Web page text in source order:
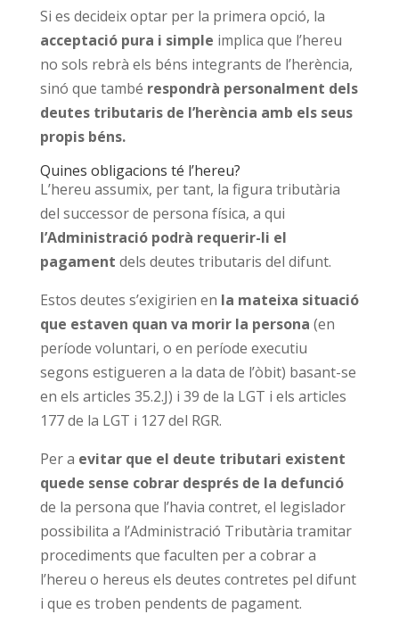
Si es decideix optar per la primera opció, la
acceptació pura i simple implica que l’hereu
no sols rebrà els béns integrants de l’herència,
sinó que també respondrà personalment dels
deutes tributaris de l’herència amb els seus
propis béns.
Quines obligacions té l’hereu?
L’hereu assumix, per tant, la figura tributària
del successor de persona física, a qui
l’Administració podrà requerir-li el
pagament dels deutes tributaris del difunt.
Estos deutes s’exigirien en la mateixa situació
que estaven quan va morir la persona (en
període voluntari, o en període executiu
segons estigueren a la data de l’òbit) basant-se
en els articles 35.2.J) i 39 de la LGT i els articles
177 de la LGT i 127 del RGR.
Per a evitar que el deute tributari existent
quede sense cobrar després de la defunció
de la persona que l’havia contret, el legislador
possibilita a l’Administració Tributària tramitar
procediments que faculten per a cobrar a
l’hereu o hereus els deutes contretes pel difunt
i que es troben pendents de pagament.